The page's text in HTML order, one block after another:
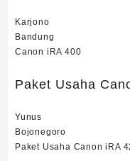
Karjono
Bandung
Canon iRA 400
Paket Usaha
Yunus
Bojonegoro
Paket Usaha Canon iRA